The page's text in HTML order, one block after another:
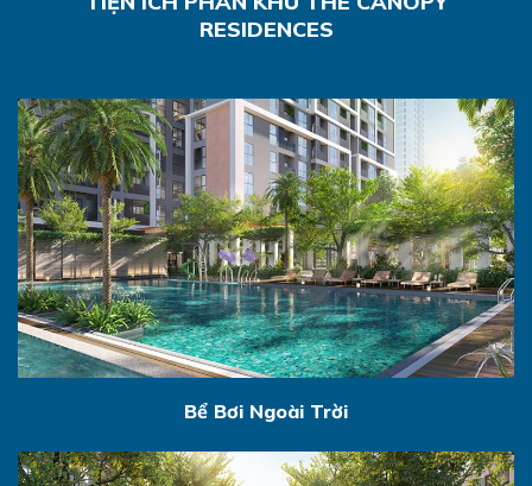
RESIDENCES
Bể Bơi Ngoài Trời